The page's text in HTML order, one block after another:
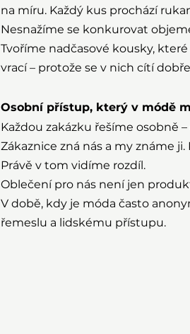
na míru. Každý kus prochází
Nesnažíme se konkurovat
Tvoříme nadčasové kousky,
vrací – protože se v nich cítí
Osobní přístup, který v módě
Každou zakázku řešíme osobně
Zákaznice zná nás a my známe
Právě v tom vidíme rozdíl.
Oblečení pro nás není jen
V době, kdy je móda často
řemeslu a lidskému přístupu.